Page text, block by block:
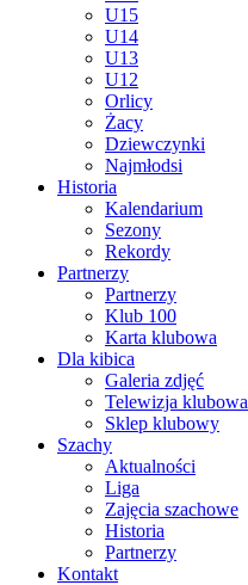
U15
U14
U13
U12
Orlicy
Żacy
Dziewczynki
Najmłodsi
Historia
Kalendarium
Sezony
Rekordy
Partnerzy
Partnerzy
Klub 100
Karta klubowa
Dla kibica
Galeria zdjęć
Telewizja klubowa
Sklep klubowy
Szachy
Aktualności
Liga
Zajęcia szachowe
Historia
Partnerzy
Kontakt